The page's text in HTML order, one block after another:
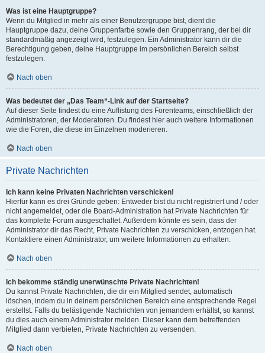
Was ist eine Hauptgruppe?
Wenn du Mitglied in mehr als einer Benutzergruppe bist, dient die
Hauptgruppe dazu, deine Gruppenfarbe sowie den Gruppenrang, der bei dir
standardmäßig angezeigt wird, festzulegen. Ein Administrator kann dir die
Berechtigung geben, deine Hauptgruppe im persönlichen Bereich selbst
festzulegen.
Nach oben
Was bedeutet der „Das Team“-Link auf der Startseite?
Auf dieser Seite findest du eine Auflistung des Forenteams, einschließlich der
Administratoren, der Moderatoren. Du findest hier auch weitere Informationen
wie die Foren, die diese im Einzelnen moderieren.
Nach oben
Private Nachrichten
Ich kann keine Privaten Nachrichten verschicken!
Hierfür kann es drei Gründe geben: Entweder bist du nicht registriert und / oder
nicht angemeldet, oder die Board-Administration hat Private Nachrichten für
das komplette Forum ausgeschaltet. Außerdem könnte es sein, dass der
Administrator dir das Recht, Private Nachrichten zu verschicken, entzogen hat.
Kontaktiere einen Administrator, um weitere Informationen zu erhalten.
Nach oben
Ich bekomme ständig unerwünschte Private Nachrichten!
Du kannst Private Nachrichten, die dir ein Mitglied sendet, automatisch
löschen, indem du in deinem persönlichen Bereich eine entsprechende Regel
erstellst. Falls du belästigende Nachrichten von jemandem erhältst, so kannst
du dies auch einem Administrator melden. Dieser kann dem betreffenden
Mitglied dann verbieten, Private Nachrichten zu versenden.
Nach oben